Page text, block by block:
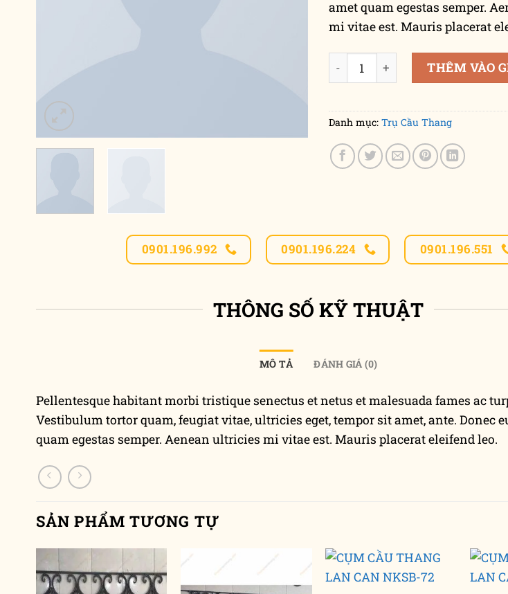
amet quam egestas semper.
mi vitae est. Mauris placerat
Ninja Silhouette số lượngTHÊM VÀO
Danh mục:Trụ Cầu Thang
0901.196.992 0901.196.224 0901.196.551
THÔNG SỐ KỸ THUẬT
MÔ TẢ ĐÁNH GIÁ (0)
Pellentesque habitant morbi tristique senectus et netus et malesuada fames ac
Vestibulum tortor quam, feugiat vitae, ultricies eget, tempor sit amet, ante. Donec
quam egestas semper. Aenean ultricies mi vitae est. Mauris placerat eleifend leo.
SẢN PHẨM TƯƠNG TỰ